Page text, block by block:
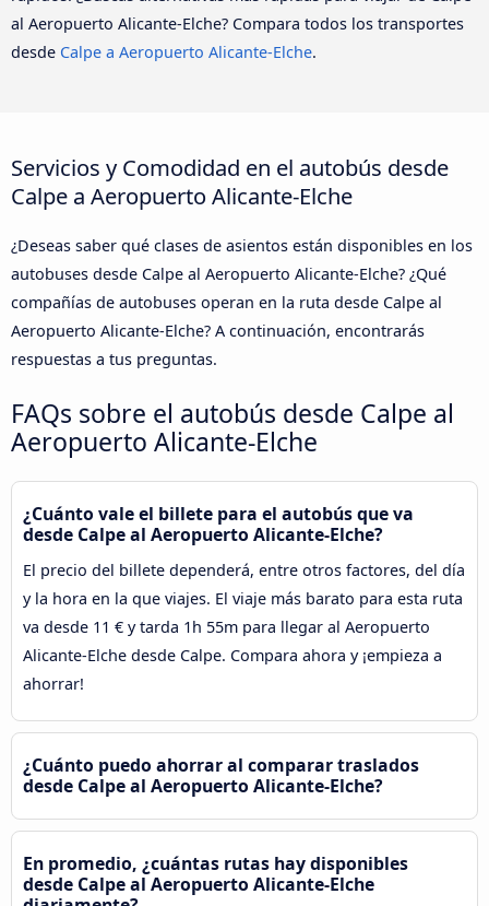
al Aeropuerto Alicante-Elche? Compara todos los transportes
desde Calpe a Aeropuerto Alicante-Elche.
Servicios y Comodidad en el autobús desde
Calpe a Aeropuerto Alicante-Elche
¿Deseas saber qué clases de asientos están disponibles en los
autobuses desde Calpe al Aeropuerto Alicante-Elche? ¿Qué
compañías de autobuses operan en la ruta desde Calpe al
Aeropuerto Alicante-Elche? A continuación, encontrarás
respuestas a tus preguntas.
FAQs sobre el autobús desde Calpe al
Aeropuerto Alicante-Elche
¿Cuánto vale el billete para el autobús que va
desde Calpe al Aeropuerto Alicante-Elche?
El precio del billete dependerá, entre otros factores, del día
y la hora en la que viajes. El viaje más barato para esta ruta
va desde 11 € y tarda 1h 55m para llegar al Aeropuerto
Alicante-Elche desde Calpe. Compara ahora y ¡empieza a
ahorrar!
¿Cuánto puedo ahorrar al comparar traslados
desde Calpe al Aeropuerto Alicante-Elche?
En promedio, ¿cuántas rutas hay disponibles
desde Calpe al Aeropuerto Alicante-Elche